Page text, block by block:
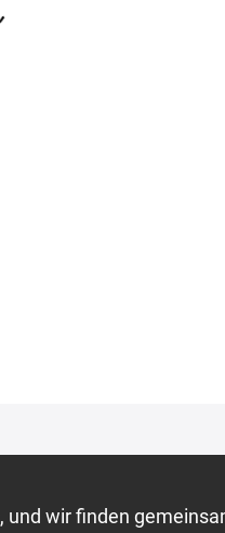
und wir finden